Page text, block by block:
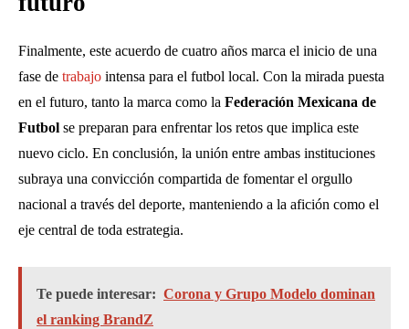
Finalmente, este acuerdo de cuatro años marca el inicio de una
fase de trabajo intensa para el futbol local. Con la mirada puesta
en el futuro, tanto la marca como la Federación Mexicana de
Futbol se preparan para enfrentar los retos que implica este
nuevo ciclo. En conclusión, la unión entre ambas instituciones
subraya una convicción compartida de fomentar el orgullo
nacional a través del deporte, manteniendo a la afición como el
eje central de toda estrategia.
Te puede interesar: Corona y Grupo Modelo dominan
el ranking BrandZ